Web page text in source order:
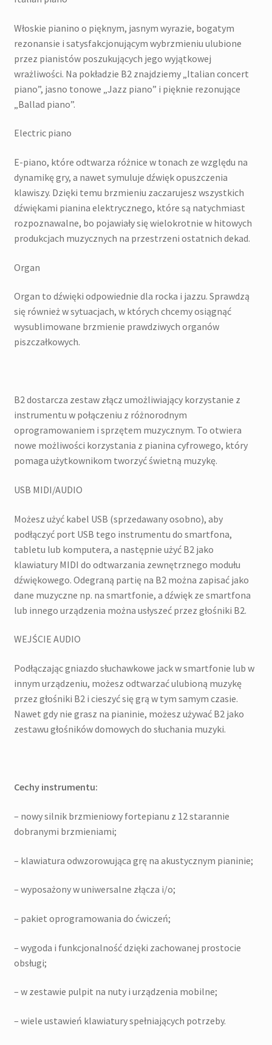
Włoskie pianino o pięknym, jasnym wyrazie, bogatym
rezonansie i satysfakcjonującym wybrzmieniu ulubione
przez pianistów poszukujących jego wyjątkowej
wrażliwości. Na pokładzie B2 znajdziemy „Italian concert
piano”, jasno tonowe „Jazz piano” i pięknie rezonujące
„Ballad piano”.
Electric piano
E-piano, które odtwarza różnice w tonach ze względu na
dynamikę gry, a nawet symuluje dźwięk opuszczenia
klawiszy. Dzięki temu brzmieniu zaczarujesz wszystkich
dźwiękami pianina elektrycznego, które są natychmiast
rozpoznawalne, bo pojawiały się wielokrotnie w hitowych
produkcjach muzycznych na przestrzeni ostatnich dekad.
Organ
Organ to dźwięki odpowiednie dla rocka i jazzu. Sprawdzą
się również w sytuacjach, w których chcemy osiągnąć
wysublimowane brzmienie prawdziwych organów
piszczałkowych.
B2 dostarcza zestaw złącz umożliwiający korzystanie z
instrumentu w połączeniu z różnorodnym
oprogramowaniem i sprzętem muzycznym. To otwiera
nowe możliwości korzystania z pianina cyfrowego, który
pomaga użytkownikom tworzyć świetną muzykę.
USB MIDI/AUDIO
Możesz użyć kabel USB (sprzedawany osobno), aby
podłączyć port USB tego instrumentu do smartfona,
tabletu lub komputera, a następnie użyć B2 jako
klawiatury MIDI do odtwarzania zewnętrznego modułu
dźwiękowego. Odegraną partię na B2 można zapisać jako
dane muzyczne np. na smartfonie, a dźwięk ze smartfona
lub innego urządzenia można usłyszeć przez głośniki B2.
WEJŚCIE AUDIO
Podłączając gniazdo słuchawkowe jack w smartfonie lub w
innym urządzeniu, możesz odtwarzać ulubioną muzykę
przez głośniki B2 i cieszyć się grą w tym samym czasie.
Nawet gdy nie grasz na pianinie, możesz używać B2 jako
zestawu głośników domowych do słuchania muzyki.
Cechy instrumentu:
– nowy silnik brzmieniowy fortepianu z 12 starannie
dobranymi brzmieniami;
– klawiatura odwzorowująca grę na akustycznym pianinie;
– wyposażony w uniwersalne złącza i/o;
– pakiet oprogramowania do ćwiczeń;
– wygoda i funkcjonalność dzięki zachowanej prostocie
obsługi;
– w zestawie pulpit na nuty i urządzenia mobilne;
– wiele ustawień klawiatury spełniających potrzeby.